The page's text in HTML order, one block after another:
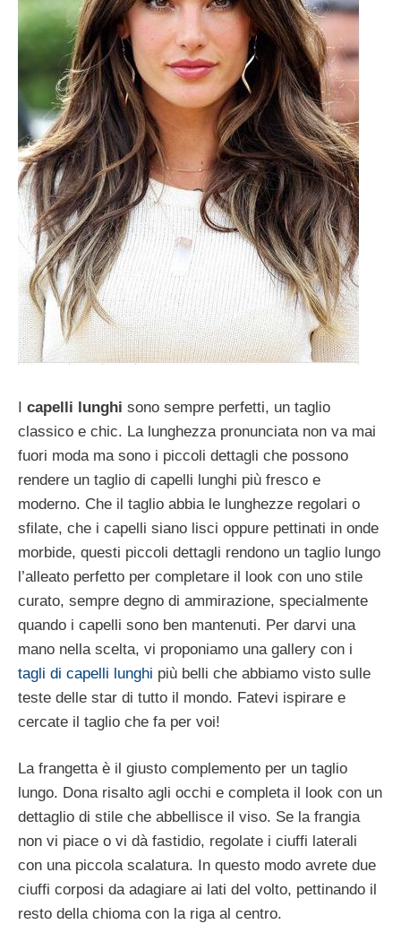
I capelli lunghi sono sempre perfetti, un taglio
classico e chic. La lunghezza pronunciata non va mai
fuori moda ma sono i piccoli dettagli che possono
rendere un taglio di capelli lunghi più fresco e
moderno. Che il taglio abbia le lunghezze regolari o
sfilate, che i capelli siano lisci oppure pettinati in onde
morbide, questi piccoli dettagli rendono un taglio lungo
l’alleato perfetto per completare il look con uno stile
curato, sempre degno di ammirazione, specialmente
quando i capelli sono ben mantenuti. Per darvi una
mano nella scelta, vi proponiamo una gallery con i
tagli di capelli lunghi più belli che abbiamo visto sulle
teste delle star di tutto il mondo. Fatevi ispirare e
cercate il taglio che fa per voi!
La frangetta è il giusto complemento per un taglio
lungo. Dona risalto agli occhi e completa il look con un
dettaglio di stile che abbellisce il viso. Se la frangia
non vi piace o vi dà fastidio, regolate i ciuffi laterali
con una piccola scalatura. In questo modo avrete due
ciuffi corposi da adagiare ai lati del volto, pettinando il
resto della chioma con la riga al centro.